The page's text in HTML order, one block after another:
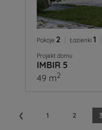
Pokoje 2 Łazienki 1
Projekt domu
IMBIR 5
49 m2
❮ 1 2 3